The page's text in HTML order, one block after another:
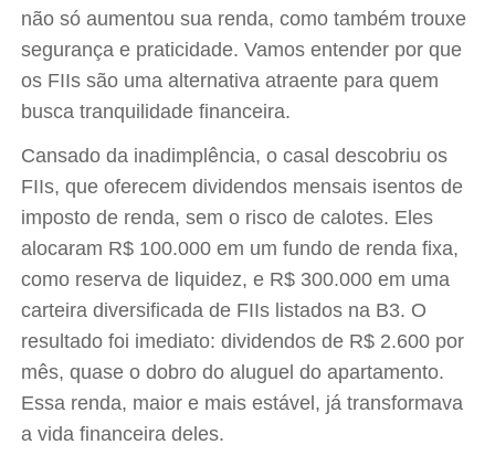
não só aumentou sua renda, como também trouxe
segurança e praticidade. Vamos entender por que
os FIIs são uma alternativa atraente para quem
busca tranquilidade financeira.
Cansado da inadimplência, o casal descobriu os
FIIs, que oferecem dividendos mensais isentos de
imposto de renda, sem o risco de calotes. Eles
alocaram R$ 100.000 em um fundo de renda fixa,
como reserva de liquidez, e R$ 300.000 em uma
carteira diversificada de FIIs listados na B3. O
resultado foi imediato: dividendos de R$ 2.600 por
mês, quase o dobro do aluguel do apartamento.
Essa renda, maior e mais estável, já transformava
a vida financeira deles.